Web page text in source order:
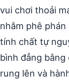
vui chơi thoải
nhằm phê
tính chất tự
bình đẳng
rung lên và